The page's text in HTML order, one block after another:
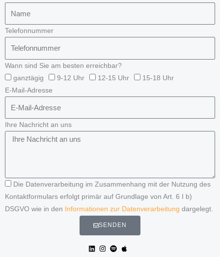
Telefonnummer
Wann sind Sie am besten erreichbar?
ganztägig
9-12 Uhr 12-15 Uhr
15-18 Uhr
E-Mail-Adresse
Ihre Nachricht an uns
Die Datenverarbeitung im Zusammenhang mit der Nutzung des
Kontaktformulars erfolgt primär auf Grundlage von Art. 6 I b)
DSGVO wie in den
Informationen zur Datenverarbeitung dargelegt.
SENDEN